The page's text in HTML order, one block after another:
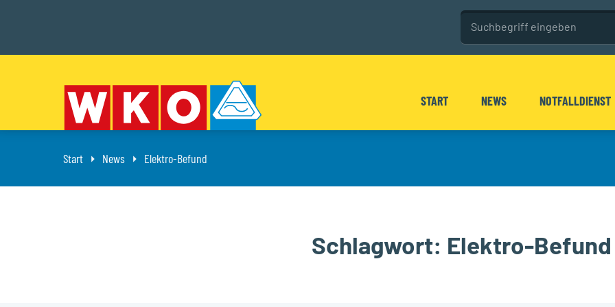
Seitenweite
Diese Website durchsuchen
START NEWS NOTFALLDIENST
Start News Aktuell: Elektro-Befund
Elektro-Befund
Schlagwort: Elektro-Befund